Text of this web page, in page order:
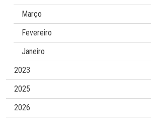
Março
Fevereiro
Janeiro
2023
2025
2026